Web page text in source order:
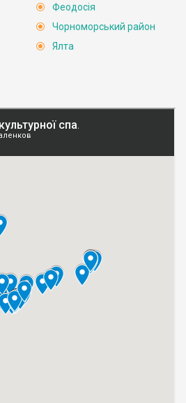
Феодосія
Чорноморський район
Ялта